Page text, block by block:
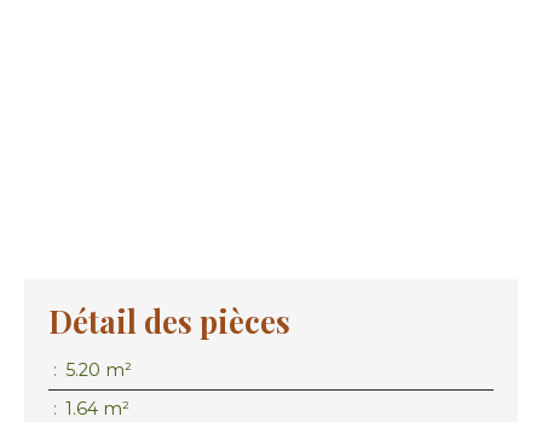
Détail des pièces
: 5.20 m²
: 1.64 m²